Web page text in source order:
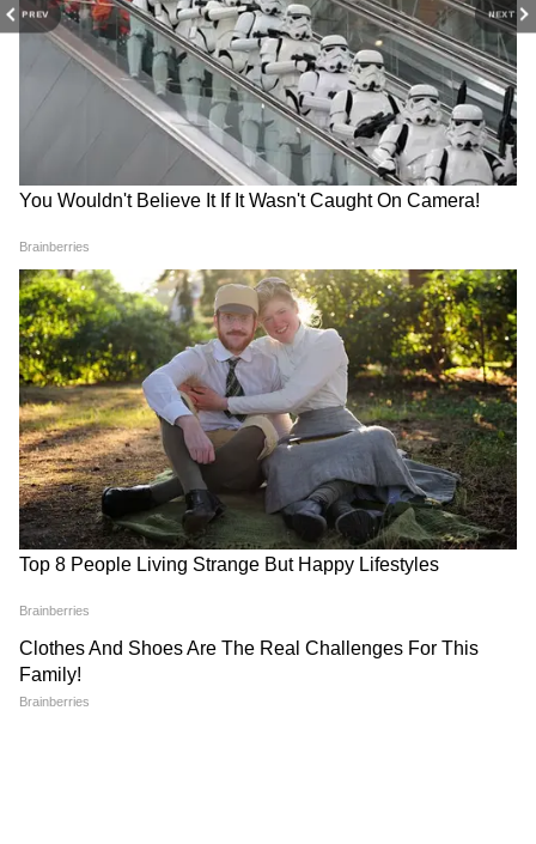
PREV NEXT
बेड लक से हैं परेशान तो रोज सुबह करें ये 4 काम,
दुर्भाग्य बदल जाएगा सौभाग्य में!
12 जनवरी का राशिफल, शुक्र के
राशि बदलने से 4 राशियों की
Weekly Tarot Horoscope: इस
सप्ताह 5 राशि वालों को मिलेगी गुड